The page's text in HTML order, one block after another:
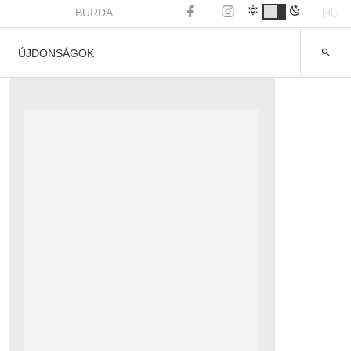
BURDA HU
ÚJDONSÁGOK